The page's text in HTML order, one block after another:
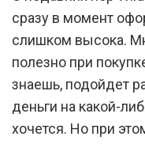
сразу в момент
слишком высока.
полезно при
знаешь, подойдет
деньги на какой-
хочется. Но при